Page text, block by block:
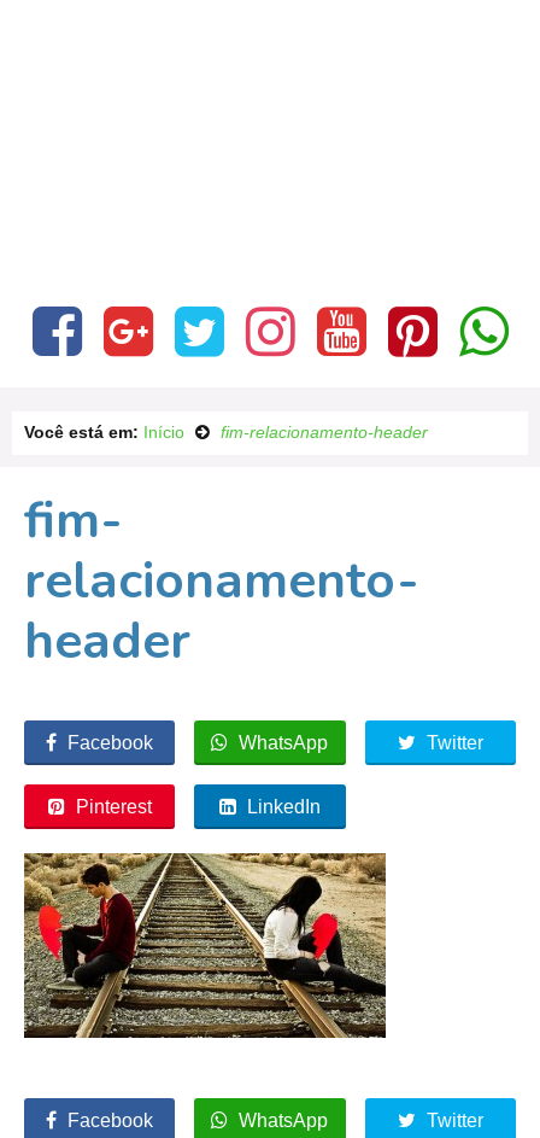
Você está em: Início fim-relacionamento-header
fim-
relacionamento-
header
Facebook WhatsApp Twitter
Pinterest LinkedIn
Facebook WhatsApp Twitter